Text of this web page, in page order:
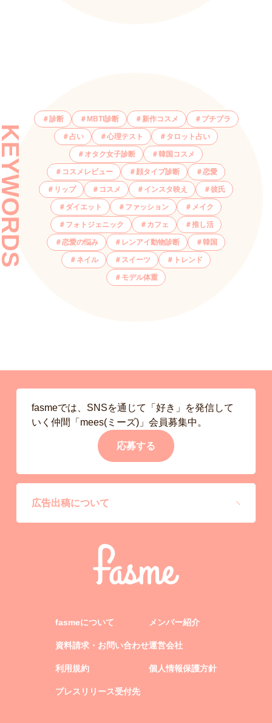
診断 MBTI診断 新作コスメ プチプラ
占い 心理テスト タロット占い
オタク女子診断 韓国コスメ
コスメレビュー 顔タイプ診断 恋愛
リップ コスメ インスタ映え 彼氏
ダイエット ファッション メイク
フォトジェニック カフェ 推し活
恋愛の悩み レンアイ動物診断 韓国
ネイル スイーツ トレンド
モデル体重
fasmeでは、SNSを通じて「好き」を発信して
いく仲間「mees(ミーズ)」会員募集中。
応募する
広告出稿について
fasmeについて
資料請求・お問い合わせ
利用規約
プレスリリース受付先
メンバー紹介
運営会社
個人情報保護方針